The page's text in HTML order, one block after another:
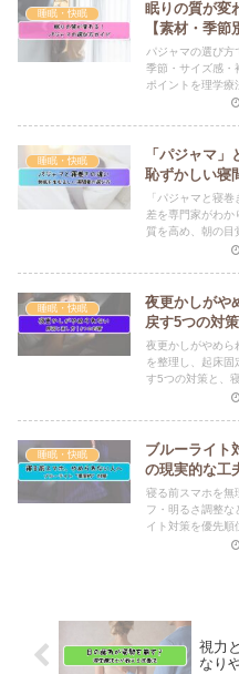
睡眠・快眠
眠りの質が変
【素材・季節
パジャマの選び方
季節・サイズ感・
ポイントを理学療
睡眠・快眠
「パジャマ
恥ずかしい寝
「パジャマと寝
差を専門家がわか
質を高め、朝の目
睡眠・快眠
夜更かしがや
戻す5つの対策
夜更かしがやめら
を整理し、起床固
す5つの対策と、
睡眠・快眠
ブルーライト
の現実的な工
寝る前スマホを無
フ・明るさ調整な
イト対策を優先順
視力
なり